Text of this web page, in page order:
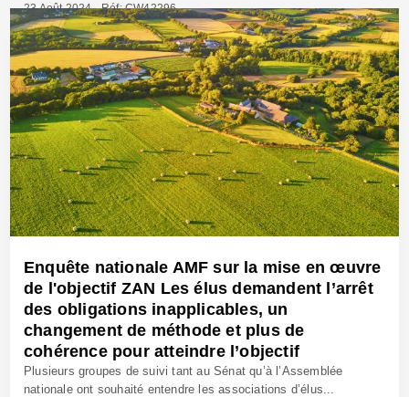
23 Août 2024 - Réf: CW42296
Enquête nationale AMF sur la mise en œuvre
de l'objectif ZAN Les élus demandent l’arrêt
des obligations inapplicables, un
changement de méthode et plus de
cohérence pour atteindre l’objectif
Plusieurs groupes de suivi tant au Sénat qu’à l’Assemblée
nationale ont souhaité entendre les associations d’élus...